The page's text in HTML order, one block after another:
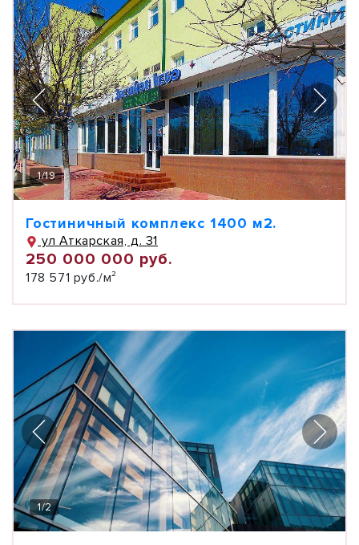
1/19
Гостиничный комплекс 1400 м2.
ул Аткарская, д. 31
250 000 000 руб.
178 571 руб./м²
1/2